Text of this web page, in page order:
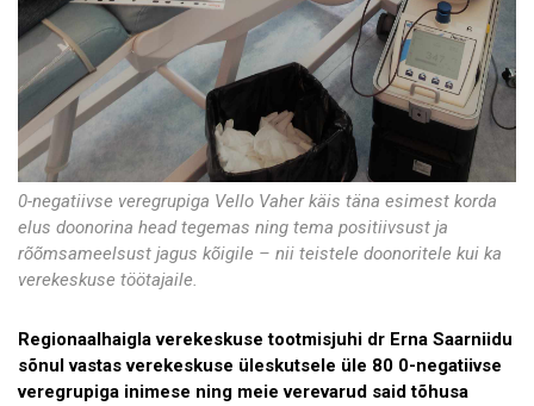
0-negatiivse veregrupiga Vello Vaher käis täna esimest korda
elus doonorina head tegemas ning tema positiivsust ja
rõõmsameelsust jagus kõigile – nii teistele doonoritele kui ka
verekeskuse töötajaile.
Regionaalhaigla verekeskuse tootmisjuhi dr Erna Saarniidu
sõnul vastas verekeskuse üleskutsele üle 80 0-negatiivse
veregrupiga inimese ning meie verevarud said tõhusa